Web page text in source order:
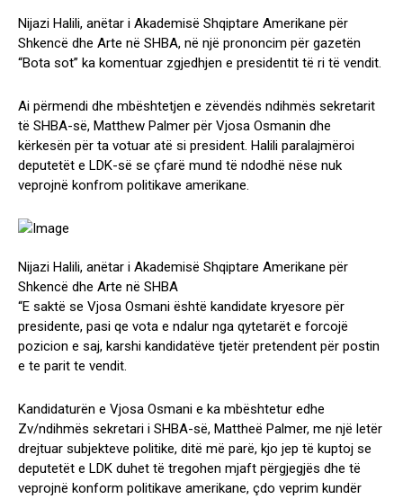
Nijazi Halili, anëtar i Akademisë Shqiptare Amerikane për
Shkencë dhe Arte në SHBA, në një prononcim për gazetën
“Bota sot” ka komentuar zgjedhjen e presidentit të ri të vendit.
Ai përmendi dhe mbështetjen e zëvendës ndihmës sekretarit
të SHBA-së, Matthew Palmer për Vjosa Osmanin dhe
kërkesën për ta votuar atë si president. Halili paralajmëroi
deputetët e LDK-së se çfarë mund të ndodhë nëse nuk
veprojnë konfrom politikave amerikane.
Nijazi Halili, anëtar i Akademisë Shqiptare Amerikane për
Shkencë dhe Arte në SHBA
“E saktë se Vjosa Osmani është kandidate kryesore për
presidente, pasi qe vota e ndalur nga qytetarët e forcojë
pozicion e saj, karshi kandidatëve tjetër pretendent për postin
e te parit te vendit.
Kandidaturën e Vjosa Osmani e ka mbështetur edhe
Zv/ndihmës sekretari i SHBA-së, Mattheë Palmer, me një letër
drejtuar subjekteve politike, ditë më parë, kjo jep të kuptoj se
deputetët e LDK duhet të tregohen mjaft përgjegjës dhe të
veprojnë konform politikave amerikane, çdo veprim kundër